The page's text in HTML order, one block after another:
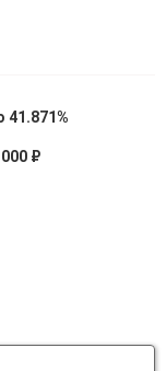
41.871%
₽